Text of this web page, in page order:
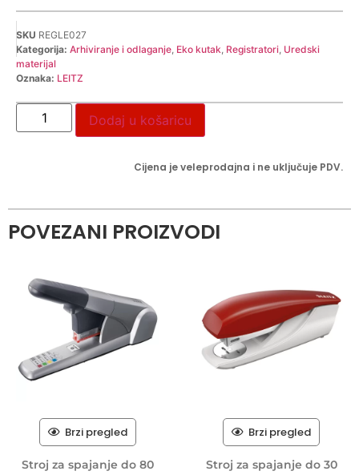
SKU REGLE027
Kategorija: Arhiviranje i odlaganje Eko kutak Registratori Uredski
materijal
Oznaka: LEITZ
Dodaj u košaricu
Cijena je veleprodajna i ne uključuje PDV.
POVEZANI PROIZVODI
Brzi pregled
Stroj za spajanje do 80
Brzi pregled
Stroj za spajanje do 30